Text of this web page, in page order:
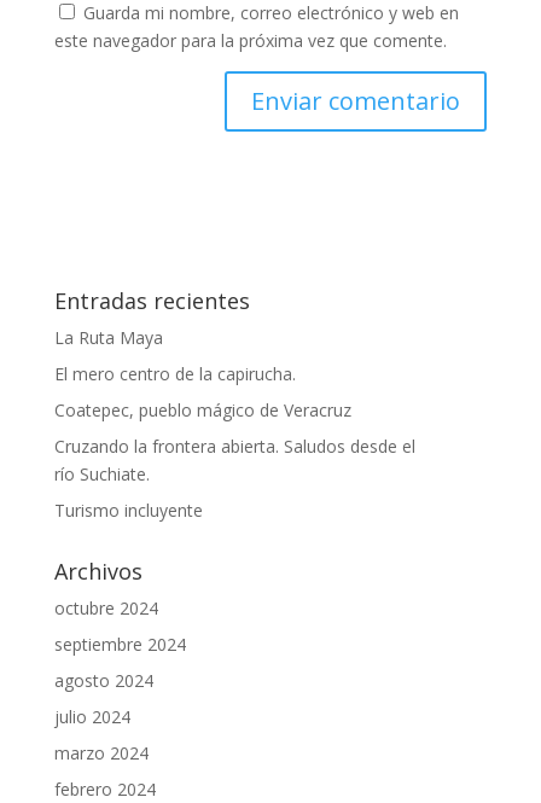
Guarda mi nombre, correo electrónico y web en
este navegador para la próxima vez que comente.
Entradas recientes
La Ruta Maya
El mero centro de la capirucha.
Coatepec, pueblo mágico de Veracruz
Cruzando la frontera abierta. Saludos desde el
río Suchiate.
Turismo incluyente
Archivos
octubre 2024
septiembre 2024
agosto 2024
julio 2024
marzo 2024
febrero 2024